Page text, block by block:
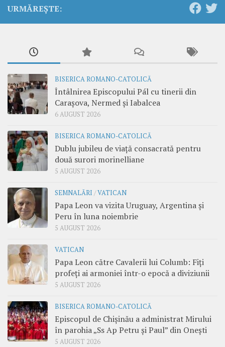
URMĂREȘTE:
BISERICA ROMANO-CATOLICĂ
Întâlnirea Episcopului Pál cu tinerii din
Carașova, Nermed și Iabalcea
6 AUGUST 2026
BISERICA ROMANO-CATOLICĂ
Dublu jubileu de viață consacrată pentru
două surori morinelliane
5 AUGUST 2026
SEMNALĂRI /VATICAN
Papa Leon va vizita Uruguay, Argentina și
Peru în luna noiembrie
5 AUGUST 2026
VATICAN
Papa Leon către Cavalerii lui Columb: Fiți
profeți ai armoniei într-o epocă a diviziunii
5 AUGUST 2026
BISERICA ROMANO-CATOLICĂ
Episcopul de Chișinău a administrat Mirului
în parohia „Ss Ap Petru și Paul” din Onești
5 AUGUST 2026